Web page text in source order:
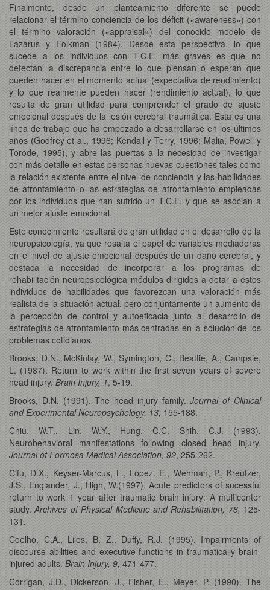
Finalmente, desde un planteamiento diferente se puede
relacionar el término conciencia de los déficit («awareness») con
el término valoración («appraisal») del conocido modelo de
Lazarus y Folkman (1984). Desde esta perspectiva, lo que
sucede a los individuos con T.C.E. más graves es que no
detectan la discrepancia entre lo que piensan o esperan que
pueden hacer en el momento actual (expectativa de rendimiento)
y lo que realmente pueden hacer (rendimiento actual), lo que
resulta de gran utilidad para comprender el grado de ajuste
emocional después de la lesión cerebral traumática. Esta es una
línea de trabajo que ha empezado a desarrollarse en los últimos
años (Godfrey et al., 1996; Kendall y Terry, 1996; Malia, Powell y
Torode, 1995), y abre las puertas a la necesidad de investigar
con más detalle en estas personas nuevas cuestiones tales como
la relación existente entre el nivel de conciencia y las habilidades
de afrontamiento o las estrategias de afrontamiento empleadas
por los individuos que han sufrido un T.C.E. y que se asocian a
un mejor ajuste emocional.
Este conocimiento resultará de gran utilidad en el desarrollo de la
neuropsicología, ya que resalta el papel de variables mediadoras
en el nivel de ajuste emocional después de un daño cerebral, y
destaca la necesidad de incorporar a los programas de
rehabilitación neuropsicológica módulos dirigidos a dotar a estos
individuos de habilidades que favorezcan una valoración más
realista de la situación actual, pero conjuntamente un aumento de
la percepción de control y autoeficacia junto al desarrollo de
estrategias de afrontamiento más centradas en la solución de los
problemas cotidianos.
Brooks, D.N., McKinlay, W., Symington, C., Beattie, A., Campsie,
L. (1987). Return to work within the first seven years of severe
head injury. Brain Injury, 1, 5-19.
Brooks, D.N. (1991). The head injury family.Journal of Clinical
and Experimental Neuropsychology, 13, 155-188.
Chiu, W.T., Lin, W.Y., Hung, C.C. Shih, C.J. (1993).
Neurobehavioral manifestations following closed head injury.
Journal of Formosa Medical Association, 92, 255-262.
Cifu, D.X., Keyser-Marcus, L., López. E., Wehman, P., Kreutzer,
J.S., Englander, J., High, W.(1997). Acute predictors of sucessful
return to work 1 year after traumatic brain injury: A multicenter
study.Archives of Physical Medicine and Rehabilitation, 78, 125-
131.
Coelho, C.A., Liles, B. Z., Duffy, R.J. (1995). Impairments of
discourse abilities and executive functions in traumatically brain-
injured adults. Brain Injury, 9, 471-477.
Corrigan, J.D., Dickerson, J., Fisher, E., Meyer, P. (1990). The